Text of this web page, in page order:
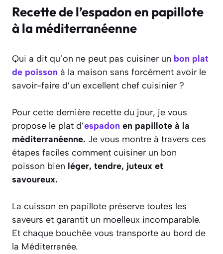
Recette de l’espadon en papillote
à la méditerranéenne
Qui a dit qu’on ne peut pas cuisiner un bon plat
de poisson à la maison sans forcément avoir le
savoir-faire d’un excellent chef cuisinier ?
Pour cette dernière recette du jour, je vous
propose le plat d’espadon en papillote à la
méditerranéenne. Je vous montre à travers ces
étapes faciles comment cuisiner un bon
poisson bien léger, tendre, juteux et
savoureux.
La cuisson en papillote préserve toutes les
saveurs et garantit un moelleux incomparable.
Et chaque bouchée vous transporte au bord de
la Méditerranée.